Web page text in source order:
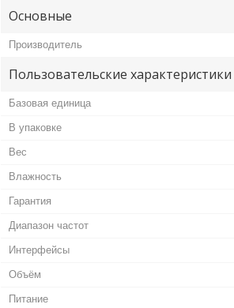
Основные
Производитель
Пользовательские характеристики
Базовая единица
В упаковке
Вес
Влажность
Гарантия
Диапазон частот
Интерфейсы
Объём
Питание